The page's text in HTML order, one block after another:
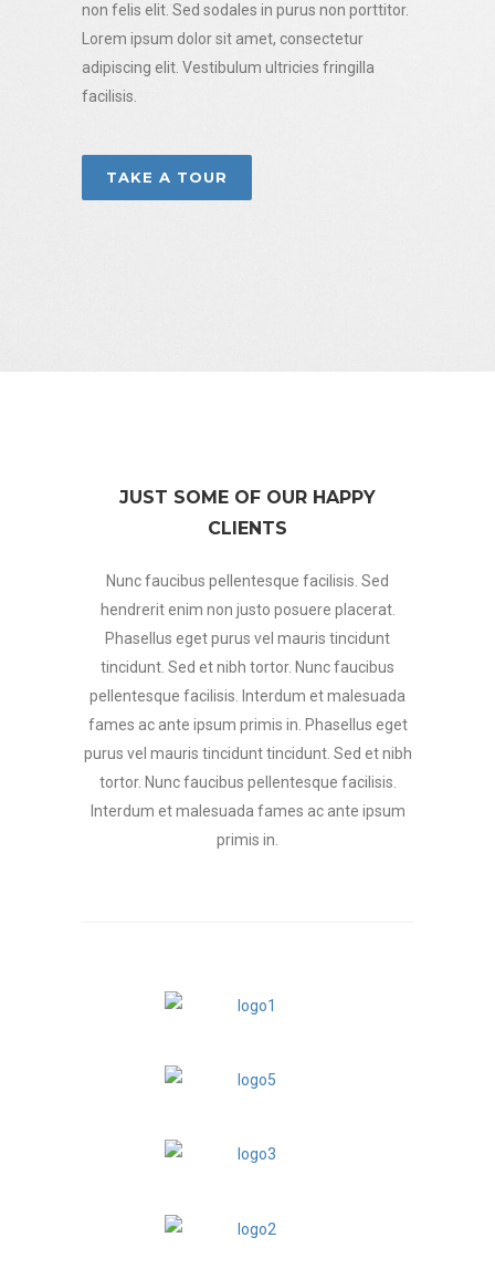
non felis elit. Sed sodales in purus non porttitor.
Lorem ipsum dolor sit amet, consectetur
adipiscing elit. Vestibulum ultricies fringilla
facilisis.
TAKE A TOUR
JUST SOME OF OUR HAPPY
CLIENTS
Nunc faucibus pellentesque facilisis. Sed
hendrerit enim non justo posuere placerat.
Phasellus eget purus vel mauris tincidunt
tincidunt. Sed et nibh tortor. Nunc faucibus
pellentesque facilisis. Interdum et malesuada
fames ac ante ipsum primis in. Phasellus eget
purus vel mauris tincidunt tincidunt. Sed et nibh
tortor. Nunc faucibus pellentesque facilisis.
Interdum et malesuada fames ac ante ipsum
primis in.